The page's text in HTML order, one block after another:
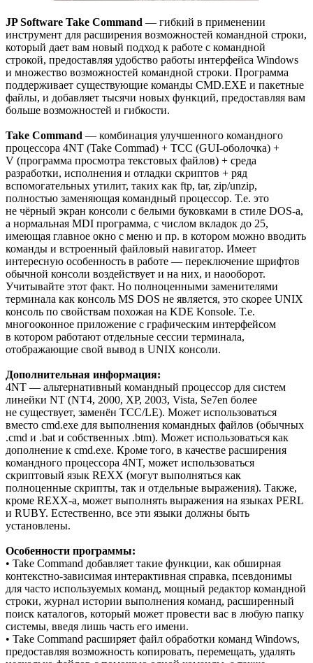
JP Software Take Command — гибкий в применении
инструмент для расширения возможностей командной строки,
который дает вам новый подход к работе с командной
строкой, предоставляя удобство работы интерфейса Windows
и множество возможностей командной строки. Программа
поддерживает существующие команды CMD.EXE и пакетные
файлы, и добавляет тысячи новых функций, предоставляя вам
больше возможностей и гибкости.
Take Command — комбинация улучшенного командного
процессора 4NT (Take Commad) + TCC (GUI-оболочка) +
V (программа просмотра текстовых файлов) + среда
разработки, исполнения и отладки скриптов + ряд
вспомогательных утилит, таких как ftp, tar, zip/unzip,
полностью заменяющая командный процессор. Т.е. это
не чёрный экран консоли с белыми буковками в стиле DOS-а,
а нормальная MDI программа, с числом вкладок до 25,
имеющая главное окно с меню и пр. в котором можно вводить
команды и встроенный файловый навигатор. Имеет
интересную особенность в работе — переключение шрифтов
обычной консоли воздействует и на них, и наооборот.
Учитывайте этот факт. Но полноценными заменителями
терминала как консоль MS DOS не является, это скорее UNIX
консоль по свойствам похожая на KDE Konsole. Т.е.
многооконное приложение с графическим интерфейсом
в котором работают отдельные сессии терминала,
отображающие свой вывод в UNIX консоли.
Дополнительная информация:
4NT — альтернативный командный процессор для систем
линейки NT (NT4, 2000, XP, 2003, Vista, Se7en более
не существует, заменён TCC/LE). Может использоваться
вместо cmd.exe для выполнения командных файлов (обычных
.cmd и .bat и собственных .btm). Может использоваться как
дополнение к cmd.exe. Кроме того, в качестве расширения
командного процессора 4NT, может использоваться
скриптовый язык REXX (могут выполняться как
полноценные скрипты, так и отдельные выражения). Также,
кроме REXX-а, может выполнять выражения на языках PERL
и RUBY. Естественно, все эти языки должны быть
установлены.
Особенности программы:
• Take Command добавляет такие функции, как обширная
контекстно-зависимая интерактивная справка, псевдонимы
для часто используемых команд, мощный редактор командной
строки, журнал истории выполнения команд, расширенный
поиск каталогов, который может провести вас в любую папку
системы, введя лишь часть его имени.
• Take Command расширяет файл обработки команд Windows,
предоставляя возможность копировать, перемещать, удалять